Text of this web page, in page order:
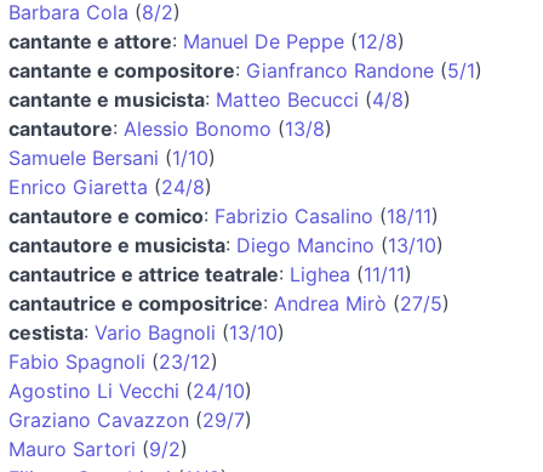
Barbara Cola (8/2)
cantante e attore: Manuel De Peppe (12/8)
cantante e compositore: Gianfranco Randone (5/1)
cantante e musicista: Matteo Becucci (4/8)
cantautore: Alessio Bonomo (13/8)
Samuele Bersani (1/10)
Enrico Giaretta (24/8)
cantautore e comico: Fabrizio Casalino (18/11)
cantautore e musicista: Diego Mancino (13/10)
cantautrice e attrice teatrale: Lighea (11/11)
cantautrice e compositrice: Andrea Mirò (27/5)
cestista: Vario Bagnoli (13/10)
Fabio Spagnoli (23/12)
Agostino Li Vecchi (24/10)
Graziano Cavazzon (29/7)
Mauro Sartori (9/2)